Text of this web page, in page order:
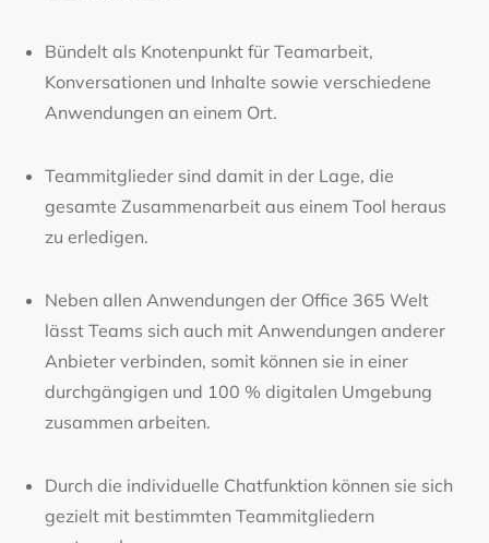
Bündelt als Knotenpunkt für Teamarbeit,
Konversationen und Inhalte sowie verschiedene
Anwendungen an einem Ort.
Teammitglieder sind damit in der Lage, die
gesamte Zusammenarbeit aus einem Tool heraus
zu erledigen.
Neben allen Anwendungen der Office 365 Welt
lässt Teams sich auch mit Anwendungen anderer
Anbieter verbinden, somit können sie in einer
durchgängigen und 100 % digitalen Umgebung
zusammen arbeiten.
Durch die individuelle Chatfunktion können sie sich
gezielt mit bestimmten Teammitgliedern